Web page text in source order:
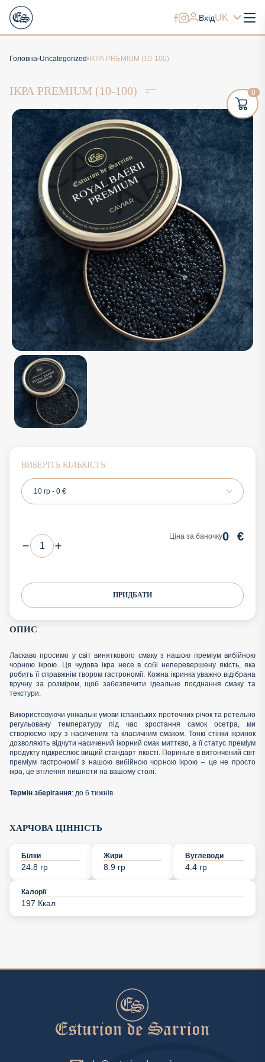
ВхідUK
Головна Uncategorized ІКРА PREMIUM (10-100)
ІКРА PREMIUM (10-100)
ВИБЕРІТЬ КІЛЬКІСТЬ:
10 гр - 0 €
Ціна за баночку0 €
ПРИДБАТИ
ОПИС
Ласкаво просимо у світ виняткового смаку з нашою преміум вибійною
чорною ікрою. Ця чудова ікра несе в собі неперевершену якість, яка
робить її справжнім твором гастрономії. Кожна ікринка уважно відібрана
вручну за розміром, щоб забезпечити ідеальне поєднання смаку та
текстури.
Використовуючи унікальні умови іспанських проточних річок та ретельно
регульовану температуру під час зростання самок осетра, ми
створюємо ікру з насиченим та класичним смаком. Тонкі стінки ікринок
дозволяють відчути насичений ікорний смак миттєво, а її статус преміум
продукту підкреслює вищий стандарт якості. Пориньте в витончений світ
преміум гастрономії з нашою вибійною чорною ікрою – це не просто
ікра, це втілення пишноти на вашому столі.
Термін зберігання: до 6 тижнів
ХАРЧОВА ЦІННІСТЬ
Білки
24.8 гр
Жири
8.9 гр
Вуглеводи
4.4 гр
Калорії
197 Ккал
0